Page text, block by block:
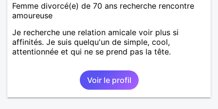
Femme divorcé(e) de 70 ans recherche rencontre
amoureuse
Je recherche une relation amicale voir plus si
affinités. Je suis quelqu'un de simple, cool,
attentionnée et qui ne se prend pas la tête.
Voir le profil